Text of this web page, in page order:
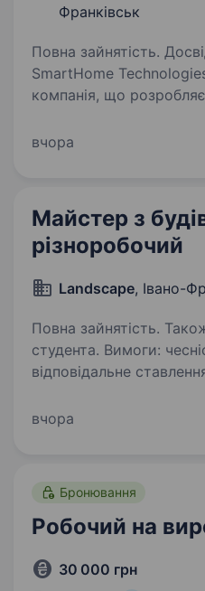
Франківськ
Повна зайнятість.
SmartHome
компанія, що розробляє
з розширенням
вчора
Майстер з
різноробочий
Landscape, Івано-
Повна зайнятість.
студента. Вимоги: чесність, працьовитість,
відповідальне
пʼятниця 8:30—18:00год
вчора
Бронювання
Робочий на
30 000 грн